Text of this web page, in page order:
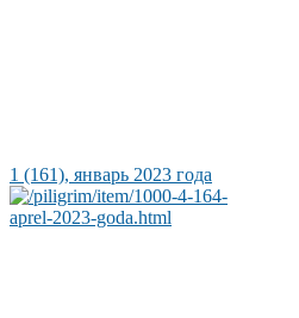
1 (161), январь 2023 года